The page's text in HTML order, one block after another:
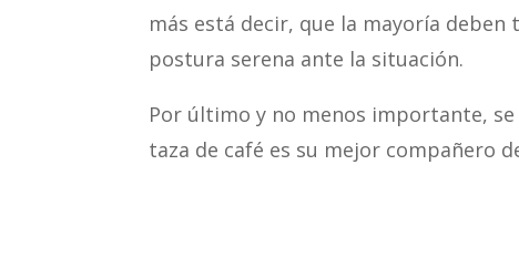
más está decir, que la mayoría
postura serena ante la situación.
Por último y no menos importante,
taza de café es su mejor compañero